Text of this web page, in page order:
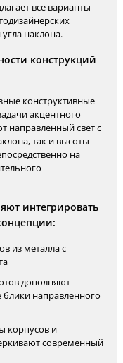
все варианты
наклона.
конструкций
конструктивные
акцентного
направленный свет с
так и высоты
на
интегрировать
из металла с
дополняют
блики направленного
корпусов и
современный